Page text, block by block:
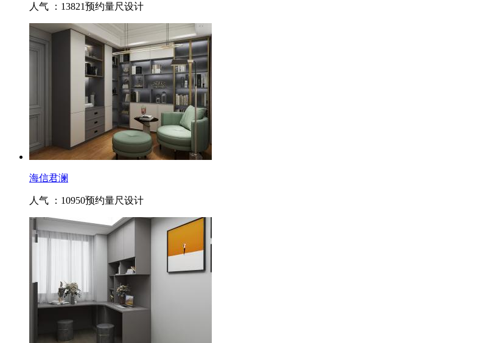
人气 ：13821预约量尺设计
海信君澜
人气 ：10950预约量尺设计